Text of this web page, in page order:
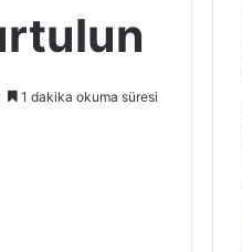
1 dakika okuma süresi